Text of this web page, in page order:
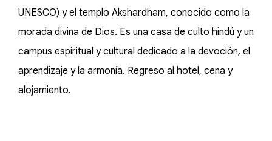
UNESCO) y el templo Akshardham, conocido como la
morada divina de Dios. Es una casa de culto hindú y un
campus espiritual y cultural dedicado a la devoción, el
aprendizaje y la armonía. Regreso al hotel, cena y
alojamiento.